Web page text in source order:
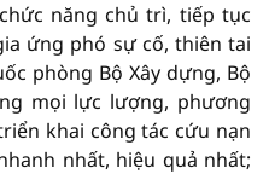
năng chủ trì, tiếp tục
ứng phó sự cố, thiên tai
phòng Bộ Xây dựng, Bộ
mọi lực lượng, phương
khai công tác cứu nạn
nhất, hiệu quả nhất;